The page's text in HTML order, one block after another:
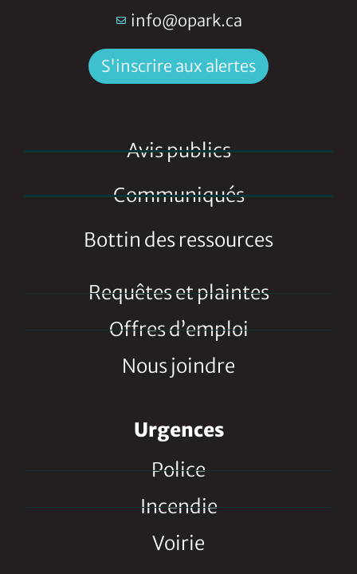
info@opark.ca
S'inscrire aux alertes
Avis publics
Communiqués
Bottin des ressources
Requêtes et plaintes
Offres d’emploi
Nous joindre
Urgences
Police
Incendie
Voirie